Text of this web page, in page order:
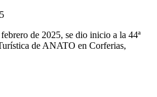
de 2025, se dio inicio a la 44ª
de ANATO en Corferias,